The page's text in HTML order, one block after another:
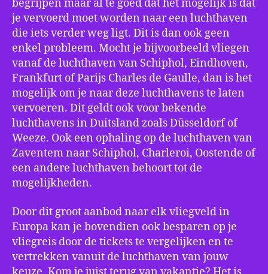
begrijpen maar al te goed dat het mogelijk is dat
je vervoerd moet worden naar een luchthaven
die iets verder weg ligt. Dit is dan ook geen
enkel probleem. Mocht je bijvoorbeeld vliegen
vanaf de luchthaven van Schiphol, Eindhoven,
Frankfurt of Parijs Charles de Gaulle, dan is het
mogelijk om je naar deze luchthavens te laten
vervoeren. Dit geldt ook voor bekende
luchthavens in Duitsland zoals Düsseldorf of
Weeze. Ook een ophaling op de luchthaven van
Zaventem naar Schiphol, Charleroi, Oostende of
een andere luchthaven behoort tot de
mogelijkheden.
Door dit groot aanbod naar elk vliegveld in
Europa kan je bovendien ook besparen op je
vliegreis door de tickets te vergelijken en te
vertrekken vanuit de luchthaven van jouw